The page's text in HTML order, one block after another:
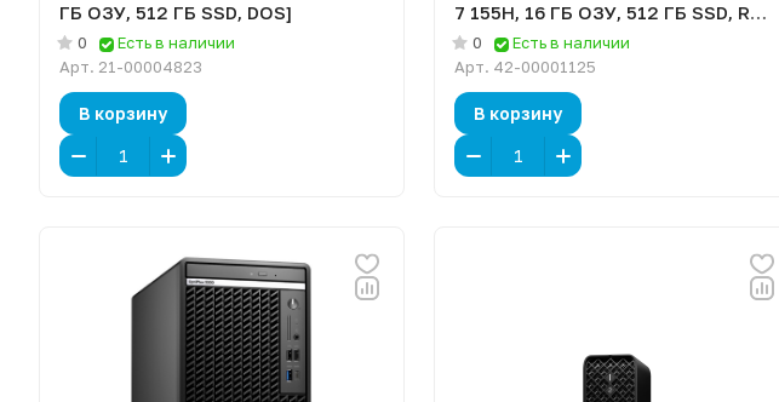
ГБ ОЗУ, 512 ГБ SSD, DOS]
0
Есть в наличии
Арт. 21-00004823
В корзину
7 155H, 16 ГБ ОЗУ, 512 ГБ SSD, RTX
4060, Windows 11]
0
Есть в наличии
Арт. 42-00001125
В корзину